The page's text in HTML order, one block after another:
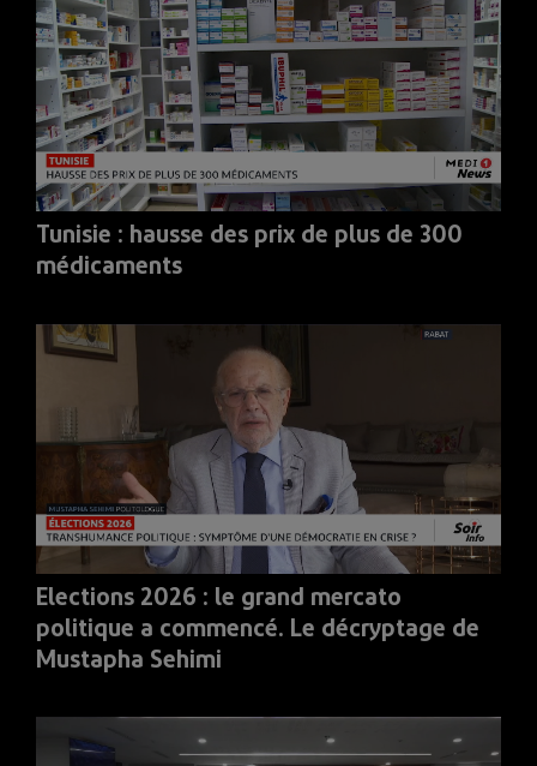
Tunisie : hausse des prix de plus de 300
médicaments
Elections 2026 : le grand mercato
politique a commencé. Le décryptage de
Mustapha Sehimi